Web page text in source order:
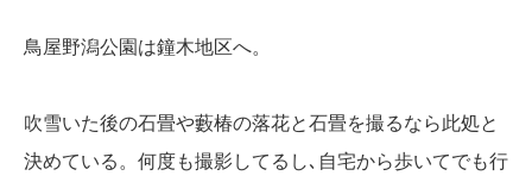
鳥屋野潟公園は鐘木地区へ。
吹雪いた後の石畳や藪椿の落花と石畳を撮るなら此処と
決めている。何度も撮影してるし､自宅から歩いてでも行